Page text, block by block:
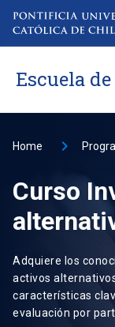
Escuela
Home
Curso
Adquiere los
activos
características
evaluación por